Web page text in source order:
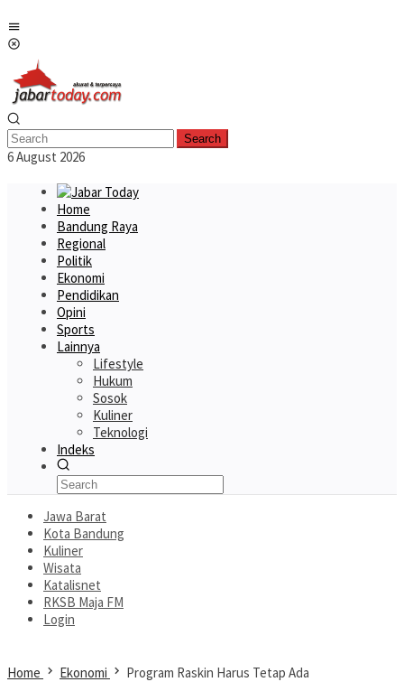
to
content
Search
6 August 2026
Home
Bandung Raya
Regional
Politik
Ekonomi
Pendidikan
Opini
Sports
Lainnya
Lifestyle
Hukum
Sosok
Kuliner
Teknologi
Indeks
Jawa Barat
Kota Bandung
Kuliner
Wisata
Katalisnet
RKSB Maja FM
Login
Home Ekonomi Program Raskin Harus Tetap Ada